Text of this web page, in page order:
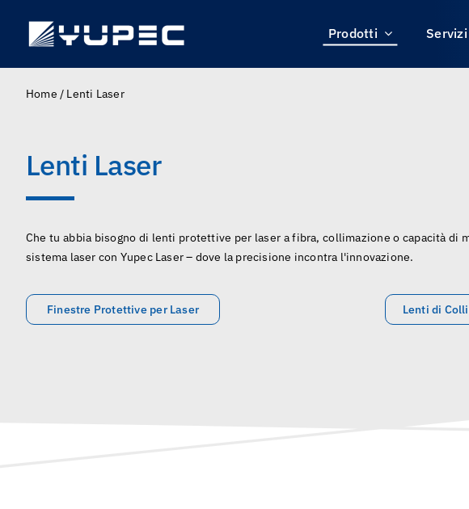
content
Prodotti Servizi
Home / Lenti Laser
Lenti Laser
Che tu abbia bisogno di lenti protettive per laser a fibra, collimazione o capacità
sistema laser con Yupec Laser – dove la precisione incontra l'innovazione.
Finestre Protettive per Laser Lenti di